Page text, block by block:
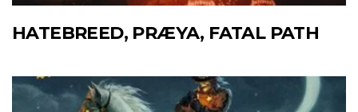
HATEBREED, PRÆYA, FATAL PATH